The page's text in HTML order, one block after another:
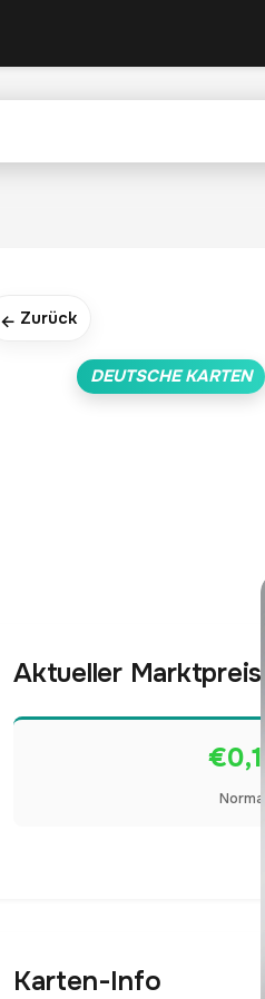
← Zurück
DEUTSCHE KARTEN
Aktueller Marktpreis
€0,16
Normal
Karten-Info